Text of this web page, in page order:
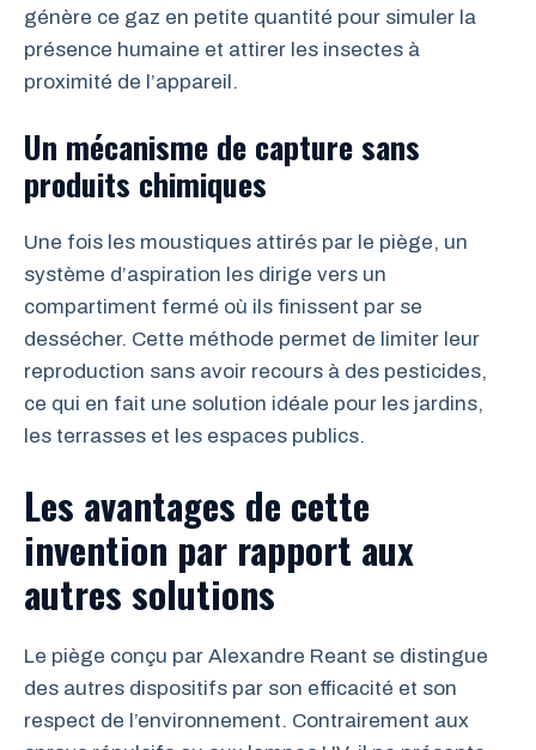
génère ce gaz en petite quantité pour simuler la
présence humaine et attirer les insectes à
proximité de l’appareil.
Un mécanisme de capture sans
produits chimiques
Une fois les moustiques attirés par le piège, un
système d’aspiration les dirige vers un
compartiment fermé où ils finissent par se
dessécher. Cette méthode permet de limiter leur
reproduction sans avoir recours à des pesticides,
ce qui en fait une solution idéale pour les jardins,
les terrasses et les espaces publics.
Les avantages de cette
invention par rapport aux
autres solutions
Le piège conçu par Alexandre Reant se distingue
des autres dispositifs par son efficacité et son
respect de l’environnement. Contrairement aux